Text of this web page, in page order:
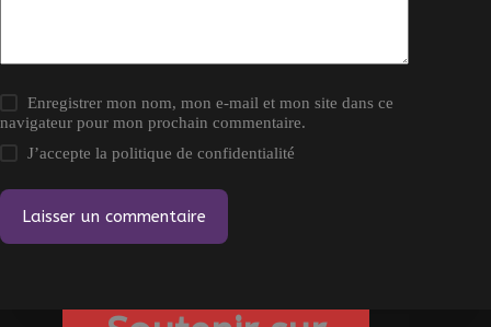
Enregistrer mon nom, mon e-mail et mon site dans ce
navigateur pour mon prochain commentaire.
J’accepte lapolitique de confidentialité
Laisser un commentaire